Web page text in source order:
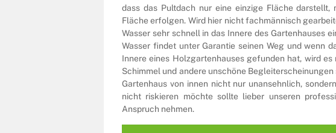
dass das Pultdach nur eine einzige Fläche
Fläche erfolgen. Wird hier nicht fachmännisch
Wasser sehr schnell in das Innere des Gartenhauses
Wasser findet unter Garantie seinen Weg und wenn
Innere eines Holzgartenhauses gefunden hat, wird
Schimmel und andere unschöne
Gartenhaus von innen nicht nur unansehnlich,
nicht riskieren möchte sollte lieber unseren
Anspruch nehmen.